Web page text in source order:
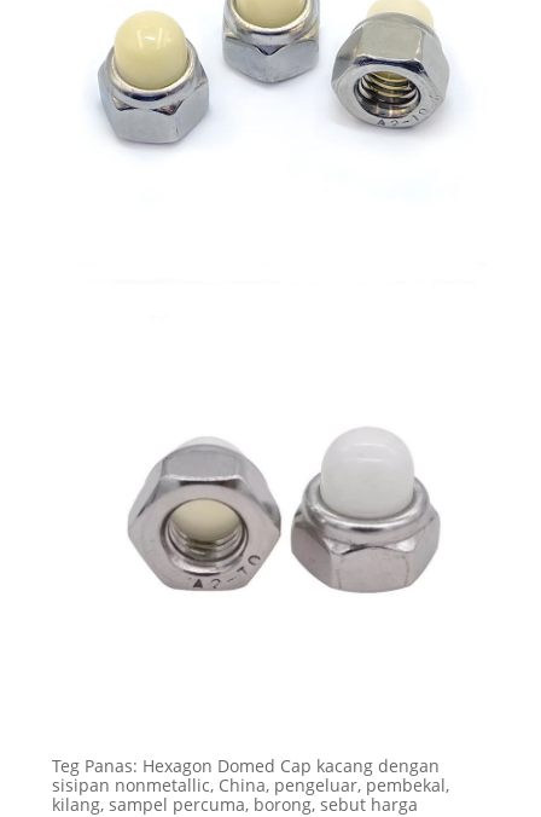
Teg Panas: Hexagon Domed Cap kacang dengan
sisipan nonmetallic, China, pengeluar, pembekal,
kilang, sampel percuma, borong, sebut harga